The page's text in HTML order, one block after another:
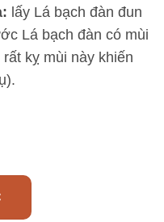
lấy Lá bạch đàn đun
Lá bạch đàn có mùi
kỵ mùi này khiến
đàn (Bạch dan) số lượng